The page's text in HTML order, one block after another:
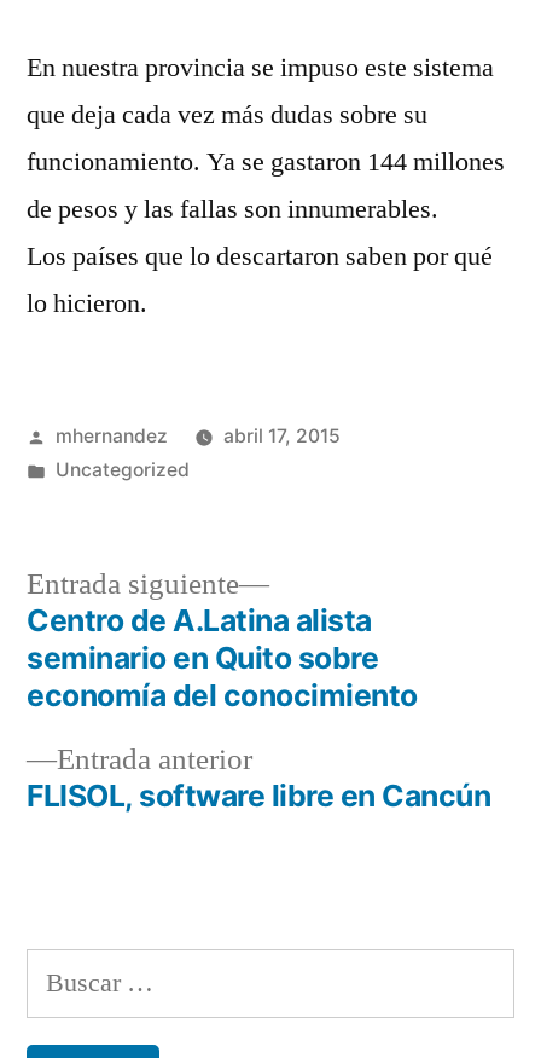
En nuestra provincia se impuso este sistema
que deja cada vez más dudas sobre su
funcionamiento. Ya se gastaron 144 millones
de pesos y las fallas son innumerables.
Los países que lo descartaron saben por qué
lo hicieron.
Publicado
por
mhernandez
abril 17, 2015
Publicado
Uncategorized
Navegación
de
entradas
Entrada anteriorEntrada
anterior:
FLISOL, software libre en Cancún
Entrada siguiente
Entrada
siguiente:
Centro de A.Latina alista
seminario en Quito sobre
economía del conocimiento
Buscar: